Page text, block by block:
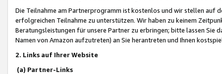
Die Teilnahme am Partnerprogramm ist kostenlos und wir stellen auf
erfolgreichen Teilnahme zu unterstützen. Wir haben zu keinem
Beratungsleistungen für unsere Partner zu erbringen; bitte lassen Sie
Namen von Amazon aufzutreten) an Sie herantreten und Ihnen
2. Links auf Ihrer Website
(a) Partner-Links